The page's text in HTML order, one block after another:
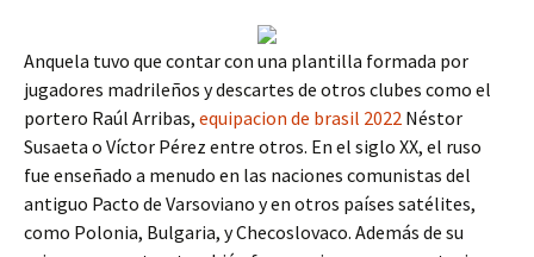
Anquela tuvo que contar con una plantilla formada por
jugadores madrileños y descartes de otros clubes como el
portero Raúl Arribas, equipacion de brasil 2022 Néstor
Susaeta o Víctor Pérez entre otros. En el siglo XX, el ruso
fue enseñado a menudo en las naciones comunistas del
antiguo Pacto de Varsoviano y en otros países satélites,
como Polonia, Bulgaria, y Checoslovaco. Además de su